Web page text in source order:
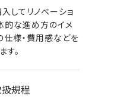
してリノベーショ
的な進め方のイメ
仕様・費用感などを
す。
規程